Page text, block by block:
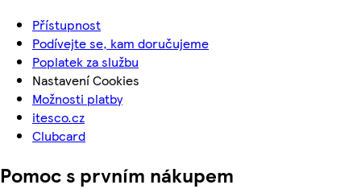
Přístupnost
Podívejte se, kam doručujeme
Poplatek za službu
Nastavení Cookies
Možnosti platby
itesco.cz
Clubcard
Pomoc s prvním nákupem